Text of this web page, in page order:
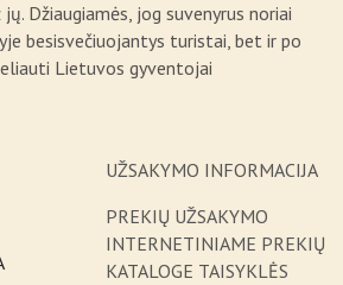
Džiaugiamės, jog suvenyrus noriai
besisvečiuojantys turistai, bet ir po
Lietuvos gyventojai
UŽSAKYMO INFORMACIJA
PREKIŲ UŽSAKYMO
INTERNETINIAME PREKIŲ
KATALOGE TAISYKLĖS